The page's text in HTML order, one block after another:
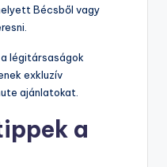
Bécsből vagy
légitársaságok
exkluzív
ajánlatokat.
a